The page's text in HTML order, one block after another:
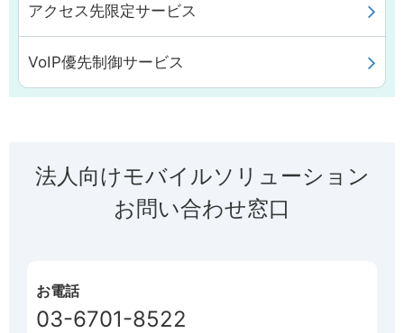
アクセス先限定サービス
VoIP優先制御サービス
法人向けモバイルソリューション
お問い合わせ窓口
お電話
03-6701-8522